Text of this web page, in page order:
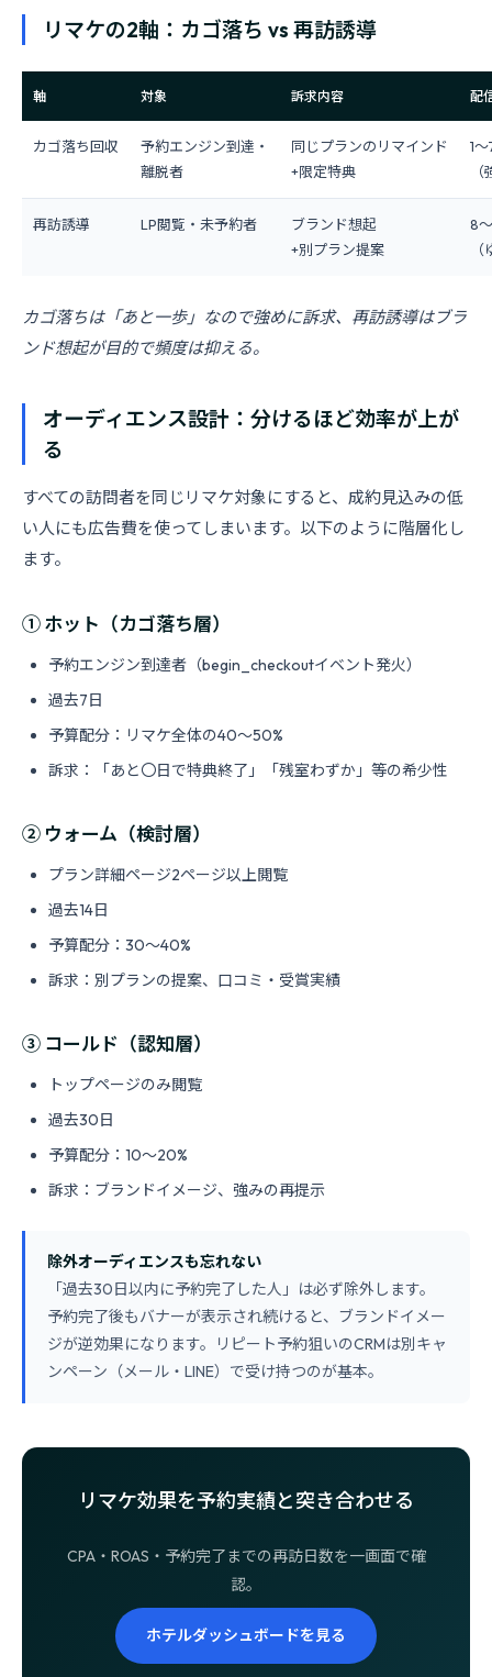
リマケの2軸：カゴ落ち vs 再訪誘導
軸 対象 訴求内容 配
カゴ落ち回収
予約エンジン到達・
離脱者
同じプランのリマインド
+限定特典
1
再訪誘導 LP閲覧・未予約者
ブランド想起
+別プラン提案
8
カゴ落ちは「あと一歩」なので強めに訴求、再訪誘導はブラ
ンド想起が目的で頻度は抑える。
オーディエンス設計：分けるほど効率が上が
る
すべての訪問者を同じリマケ対象にすると、成約見込みの低
い人にも広告費を使ってしまいます。以下のように階層化し
ます。
① ホット（カゴ落ち層）
予約エンジン到達者（begin_checkoutイベント発火）
過去7日
予算配分：リマケ全体の40〜50%
訴求：「あと〇日で特典終了」「残室わずか」等の希少性
② ウォーム（検討層）
プラン詳細ページ2ページ以上閲覧
過去14日
予算配分：30〜40%
訴求：別プランの提案、口コミ・受賞実績
③ コールド（認知層）
トップページのみ閲覧
過去30日
予算配分：10〜20%
訴求：ブランドイメージ、強みの再提示
除外オーディエンスも忘れない
「過去30日以内に予約完了した人」は必ず除外します。
予約完了後もバナーが表示され続けると、ブランドイメー
ジが逆効果になります。リピート予約狙いのCRMは別キャ
ンペーン（メール・LINE）で受け持つのが基本。
リマケ効果を予約実績と突き合わせる
CPA・ROAS・予約完了までの再訪日数を一画面で確
認。
ホテルダッシュボードを見る